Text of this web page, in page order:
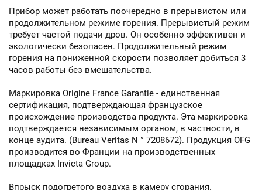
Прибор может работать поочередно в прерывистом или
продолжительном режиме горения. Прерывистый режим
требует частой подачи дров. Он особенно эффективен и
экологически безопасен. Продолжительный режим
горения на пониженной скорости позволяет добиться 3
часов работы без вмешательства.
Маркировка Origine France Garantie - единственная
сертификация, подтверждающая французское
происхождение производства продукта. Эта маркировка
подтверждается независимым органом, в частности, в
конце аудита. (Bureau Veritas N ° 7208672). Продукция OFG
производится во Франции на производственных
площадках Invicta Group.
Впрыск подогретого воздуха в камеру сгорания.